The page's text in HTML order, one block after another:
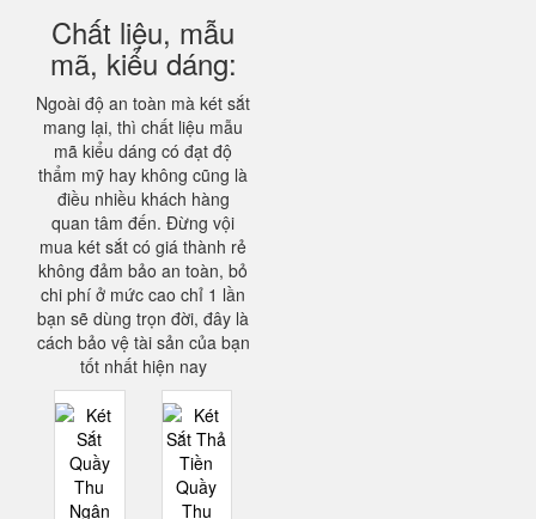
Chất liệu, mẫu
mã, kiểu dáng:
Ngoài độ an toàn mà két sắt
mang lại, thì chất liệu mẫu
mã kiểu dáng có đạt độ
thẩm mỹ hay không cũng là
điều nhiều khách hàng
quan tâm đến. Đừng vội
mua két sắt có giá thành rẻ
không đảm bảo an toàn, bỏ
chi phí ở mức cao chỉ 1 lần
bạn sẽ dùng trọn đời, đây là
cách bảo vệ tài sản của bạn
tốt nhất hiện nay